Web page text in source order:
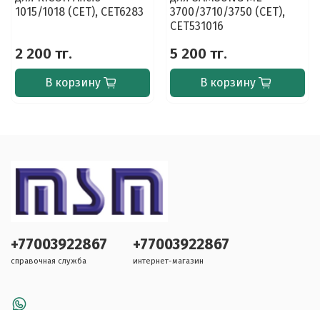
1015/1018 (CET), CET6283
2 200 тг.
В корзину
3700/3710/3750 (CET),
CET531016
5 200 тг.
В корзину
+77003922867
справочная служба
+77003922867
интернет-магазин